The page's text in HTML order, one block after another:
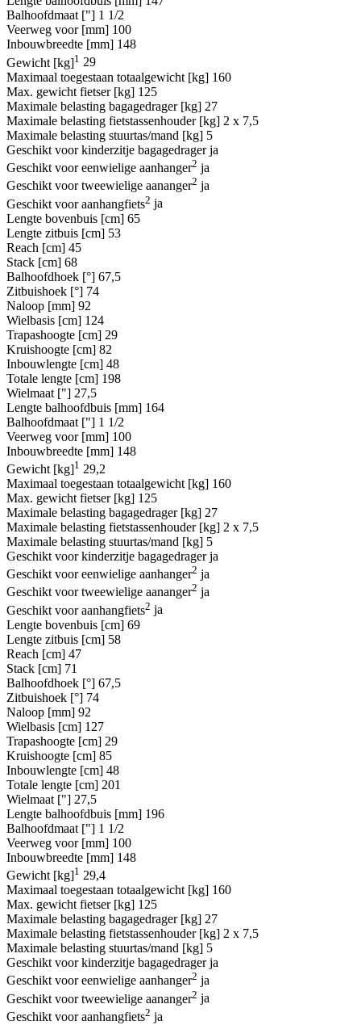
Balhoofdmaat ["] 1 1/2
Veerweg voor [mm] 100
Inbouwbreedte [mm] 148
Gewicht [kg]1 29
Maximaal toegestaan totaalgewicht [kg] 160
Max. gewicht fietser [kg] 125
Maximale belasting bagagedrager [kg] 27
Maximale belasting fietstassenhouder [kg] 2 x 7,5
Maximale belasting stuurtas/mand [kg] 5
Geschikt voor kinderzitje bagagedrager ja
Geschikt voor eenwielige aanhanger2 ja
Geschikt voor tweewielige aananger2 ja
Geschikt voor aanhangfiets2 ja
Lengte bovenbuis [cm] 65
Lengte zitbuis [cm] 53
Reach [cm] 45
Stack [cm] 68
Balhoofdhoek [°] 67,5
Zitbuishoek [°] 74
Naloop [mm] 92
Wielbasis [cm] 124
Trapashoogte [cm] 29
Kruishoogte [cm] 82
Inbouwlengte [cm] 48
Totale lengte [cm] 198
Wielmaat ["] 27,5
Lengte balhoofdbuis [mm] 164
Balhoofdmaat ["] 1 1/2
Veerweg voor [mm] 100
Inbouwbreedte [mm] 148
Gewicht [kg]1 29,2
Maximaal toegestaan totaalgewicht [kg] 160
Max. gewicht fietser [kg] 125
Maximale belasting bagagedrager [kg] 27
Maximale belasting fietstassenhouder [kg] 2 x 7,5
Maximale belasting stuurtas/mand [kg] 5
Geschikt voor kinderzitje bagagedrager ja
Geschikt voor eenwielige aanhanger2 ja
Geschikt voor tweewielige aananger2 ja
Geschikt voor aanhangfiets2 ja
Lengte bovenbuis [cm] 69
Lengte zitbuis [cm] 58
Reach [cm] 47
Stack [cm] 71
Balhoofdhoek [°] 67,5
Zitbuishoek [°] 74
Naloop [mm] 92
Wielbasis [cm] 127
Trapashoogte [cm] 29
Kruishoogte [cm] 85
Inbouwlengte [cm] 48
Totale lengte [cm] 201
Wielmaat ["] 27,5
Lengte balhoofdbuis [mm] 196
Balhoofdmaat ["] 1 1/2
Veerweg voor [mm] 100
Inbouwbreedte [mm] 148
Gewicht [kg]1 29,4
Maximaal toegestaan totaalgewicht [kg] 160
Max. gewicht fietser [kg] 125
Maximale belasting bagagedrager [kg] 27
Maximale belasting fietstassenhouder [kg] 2 x 7,5
Maximale belasting stuurtas/mand [kg] 5
Geschikt voor kinderzitje bagagedrager ja
Geschikt voor eenwielige aanhanger2 ja
Geschikt voor tweewielige aananger2 ja
Geschikt voor aanhangfiets2 ja